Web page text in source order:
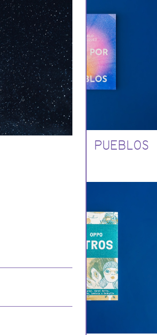
RÍOS POR PUEBLOS